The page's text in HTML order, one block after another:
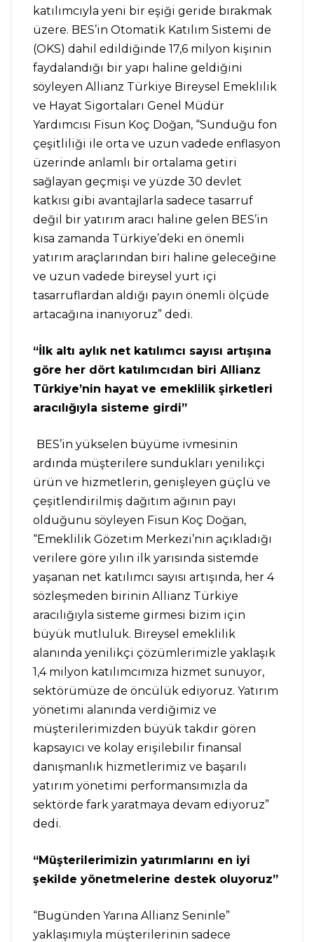
katılımcıyla yeni bir eşiği geride bırakmak
üzere. BES’in Otomatik Katılım Sistemi de
(OKS) dahil edildiğinde 17,6 milyon kişinin
faydalandığı bir yapı haline geldiğini
söyleyen Allianz Türkiye Bireysel Emeklilik
ve Hayat Sigortaları Genel Müdür
Yardımcısı Fisun Koç Doğan, “Sunduğu fon
çeşitliliği ile orta ve uzun vadede enflasyon
üzerinde anlamlı bir ortalama getiri
sağlayan geçmişi ve yüzde 30 devlet
katkısı gibi avantajlarla sadece tasarruf
değil bir yatırım aracı haline gelen BES’in
kısa zamanda Türkiye’deki en önemli
yatırım araçlarından biri haline geleceğine
ve uzun vadede bireysel yurt içi
tasarruflardan aldığı payın önemli ölçüde
artacağına inanıyoruz” dedi.
“İlk altı aylık net katılımcı sayısı artışına
göre her dört katılımcıdan biri Allianz
Türkiye’nin hayat ve emeklilik şirketleri
aracılığıyla sisteme girdi”
BES’in yükselen büyüme ivmesinin
ardında müşterilere sundukları yenilikçi
ürün ve hizmetlerin, genişleyen güçlü ve
çeşitlendirilmiş dağıtım ağının payı
olduğunu söyleyen Fisun Koç Doğan,
“Emeklilik Gözetim Merkezi’nin açıkladığı
verilere göre yılın ilk yarısında sistemde
yaşanan net katılımcı sayısı artışında, her 4
sözleşmeden birinin Allianz Türkiye
aracılığıyla sisteme girmesi bizim için
büyük mutluluk. Bireysel emeklilik
alanında yenilikçi çözümlerimizle yaklaşık
1,4 milyon katılımcımıza hizmet sunuyor,
sektörümüze de öncülük ediyoruz. Yatırım
yönetimi alanında verdiğimiz ve
müşterilerimizden büyük takdir gören
kapsayıcı ve kolay erişilebilir finansal
danışmanlık hizmetlerimiz ve başarılı
yatırım yönetimi performansımızla da
sektörde fark yaratmaya devam ediyoruz”
dedi.
“Müşterilerimizin yatırımlarını en iyi
şekilde yönetmelerine destek oluyoruz”
“Bugünden Yarına Allianz Seninle”
yaklaşımıyla müşterilerinin sadece